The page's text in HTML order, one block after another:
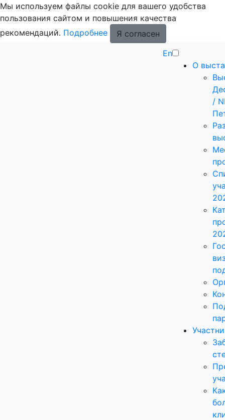
Мы используем файлы cookie для вашего удобства
пользования сайтом и повышения качества
рекомендаций. Подробнее
Я согласен
En
О
/